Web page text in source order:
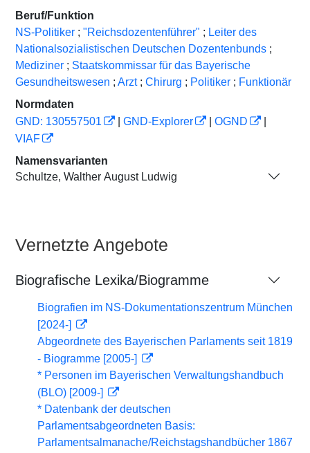
Beruf/Funktion
NS-Politiker ; "Reichsdozentenführer" ; Leiter des
Nationalsozialistischen Deutschen Dozentenbunds ;
Mediziner ; Staatskommissar für das Bayerische
Gesundheitswesen ; Arzt ; Chirurg ; Politiker ; Funktionär
Normdaten
GND: 130557501
GND-Explorer OGND
VIAF
Namensvarianten
Schultze, Walther August Ludwig
Vernetzte Angebote
Biografische Lexika/Biogramme
Biografien im NS-Dokumentationszentrum München
[2024-]
Abgeordnete des Bayerischen Parlaments seit 1819
- Biogramme [2005-]
* Personen im Bayerischen Verwaltungshandbuch
(BLO) [2009-]
* Datenbank der deutschen
Parlamentsabgeordneten Basis:
Parlamentsalmanache/Reichstagshandbücher 1867